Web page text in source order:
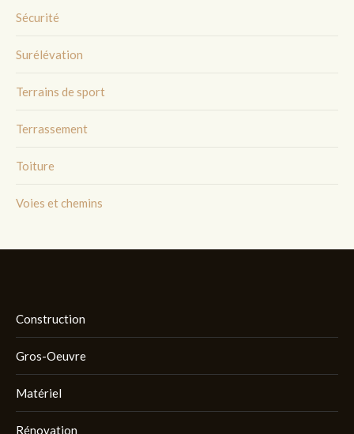
Sécurité
Surélévation
Terrains de sport
Terrassement
Toiture
Voies et chemins
Construction
Gros-Oeuvre
Matériel
Rénovation